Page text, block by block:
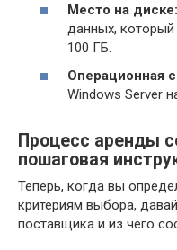
Место на диске:
данных, который
100 ГБ.
Операционная
Windows Server
Процесс аренды
пошаговая
Теперь, когда вы
критериям выбора,
поставщика и из чего